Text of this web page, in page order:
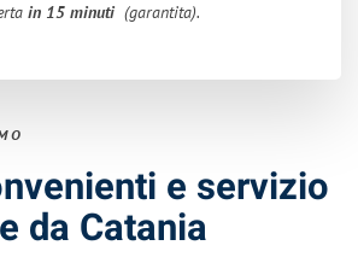
in 15 minuti (garantita).
e servizio
da Catania